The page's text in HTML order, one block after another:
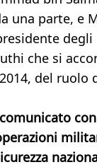
una parte, e
degli
che si
del ruolo